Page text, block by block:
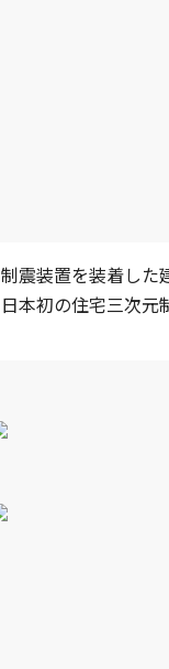
制震装置を装着した
日本初の住宅三次元